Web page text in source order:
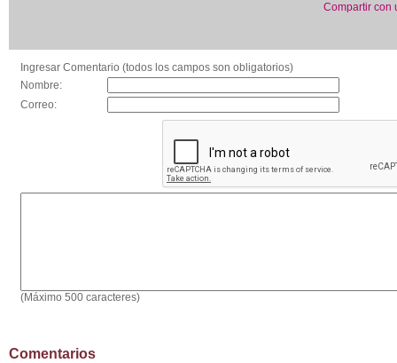
Compartir con
Ingresar Comentario (todos los campos son obligatorios)
Nombre:
Correo:
(Máximo 500 caracteres)
Comentarios